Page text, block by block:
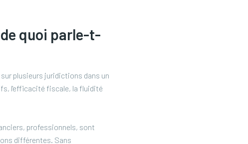
quoi parle-t-
plusieurs juridictions dans un
l'efficacité fiscale, la fluidité
professionnels, sont
différentes. Sans